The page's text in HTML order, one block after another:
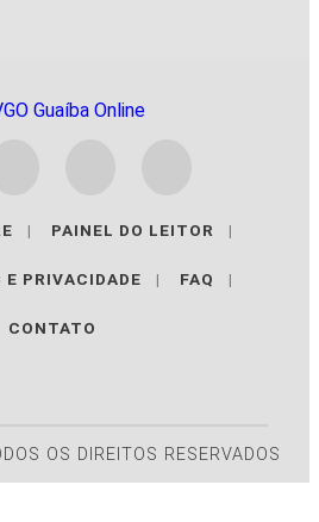
| PAINEL DO LEITOR |
E PRIVACIDADE | FAQ |
CONTATO
OS DIREITOS RESERVADOS